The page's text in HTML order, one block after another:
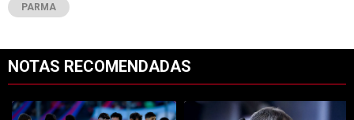
PARMA
NOTAS RECOMENDADAS
Un artículo de tendencia con el título "Cómo salió River vs. Tigre
Un artículo de tendencia con el